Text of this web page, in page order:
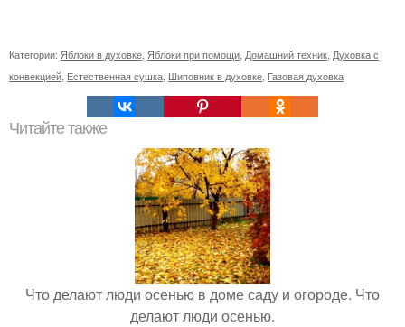
Категории: Яблоки в духовке Яблоки при помощи Домашний техник Духовка с
конвекцией Естественная сушка Шиповник в духовке Газовая духовка
Читайте также
Что делают люди осенью в доме саду и огороде. Что
делают люди осенью.